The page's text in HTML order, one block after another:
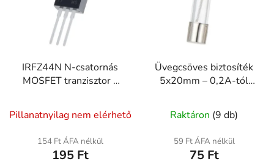
IRFZ44N N-csatornás
MOSFET tranzisztor –
Pillanatnyilag nem elérhető
154 Ft ÁFA nélkül
195 Ft
Üvegcsöves biztosíték
5x20mm – 0,2A-tól
Raktáron (9 db)
59 Ft ÁFA nélkül
75 Ft